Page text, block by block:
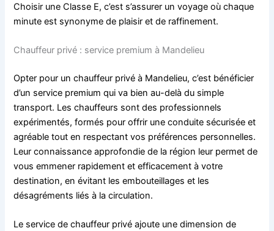
Choisir une Classe E, c’est s’assurer un voyage où chaque
minute est synonyme de plaisir et de raffinement.
Chauffeur privé : service premium à Mandelieu
Opter pour un chauffeur privé à Mandelieu, c’est bénéficier
d’un service premium qui va bien au-delà du simple
transport. Les chauffeurs sont des professionnels
expérimentés, formés pour offrir une conduite sécurisée et
agréable tout en respectant vos préférences personnelles.
Leur connaissance approfondie de la région leur permet de
vous emmener rapidement et efficacement à votre
destination, en évitant les embouteillages et les
désagréments liés à la circulation.
Le service de chauffeur privé ajoute une dimension de